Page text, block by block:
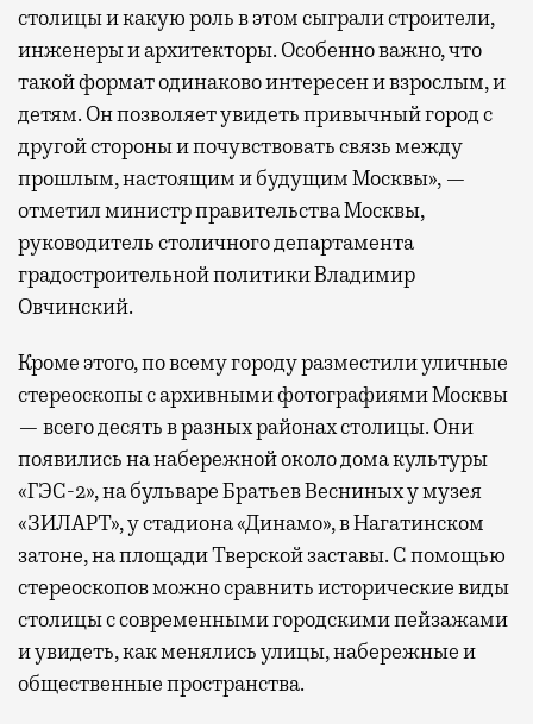
столицы и какую роль в этом сыграли строители,
инженеры и архитекторы. Особенно важно, что
такой формат одинаково интересен и взрослым, и
детям. Он позволяет увидеть привычный город с
другой стороны и почувствовать связь между
прошлым, настоящим и будущим Москвы», —
отметил министр правительства Москвы,
руководитель столичного департамента
градостроительной политики Владимир
Овчинский.
Кроме этого, по всему городу разместили уличные
стереоскопы с архивными фотографиями Москвы
— всего десять в разных районах столицы. Они
появились на набережной около дома культуры
«ГЭС-2», на бульваре Братьев Весниных у музея
«ЗИЛАРТ», у стадиона «Динамо», в Нагатинском
затоне, на площади Тверской заставы. С помощью
стереоскопов можно сравнить исторические виды
столицы с современными городскими пейзажами
и увидеть, как менялись улицы, набережные и
общественные пространства.